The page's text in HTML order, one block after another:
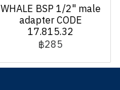
WHALE BSP 1/2" male
adapter CODE
17.815.32
฿285